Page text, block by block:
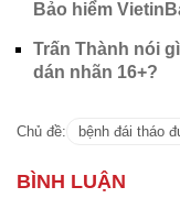
Bảo hiểm
Trấn Thành nói
dán nhãn 16+?
Chủ đề: bệnh đái tháo